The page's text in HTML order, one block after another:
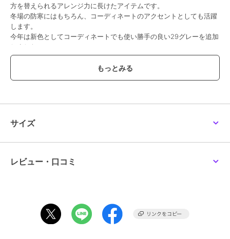
方を替えられるアレンジ力に長けたアイテムです。
冬場の防寒にはもちろん、コーディネートのアクセントとしても活躍
します。
今年は新色としてコーディネートでも使い勝手の良い29グレーを追加
しました。
ふんわりとなめらかな肌触りのポリエステル素材を使用。
生地の性質上、摩擦によりピリングが起こることがあります。
着用時及びクリーニング等の取り扱いにご注意ください。
実際の商品とは仕様・加工・サイズ・素材が若干異なる場合がござ
商品の色味は、生地アップの画像をご参照ください。
また、お客様のお使いのPC・スマートフォン等のモニター環境など
サイズ
レビュー・口コミ